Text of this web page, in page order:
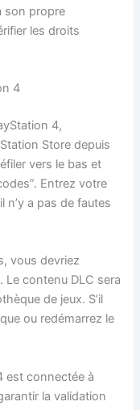
son propre
les droits
4
4,
Store depuis
vers le bas et
Entrez votre
n’y a pas de fautes
vous devriez
contenu DLC sera
de jeux. S’il
ou redémarrez le
est connectée à
la validation